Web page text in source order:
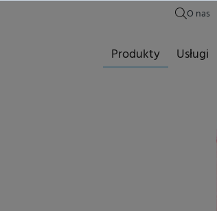
O nas
Produkty Usługi